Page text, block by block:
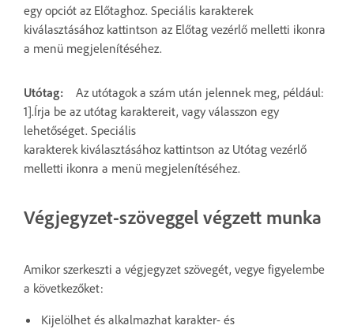
egy opciót az Előtaghoz. Speciális karakterek
kiválasztásához kattintson az Előtag vezérlő melletti ikonra
a menü megjelenítéséhez.
Utótag:
Az utótagok a szám után jelennek meg, például:
1].Írja be az utótag karaktereit, vagy válasszon egy
lehetőséget. Speciális
karakterek kiválasztásához kattintson az Utótag vezérlő
melletti ikonra a menü megjelenítéséhez.
Végjegyzet-szöveggel végzett munka
Amikor szerkeszti a végjegyzet szövegét, vegye figyelembe
a következőket:
Kijelölhet és alkalmazhat karakter- és